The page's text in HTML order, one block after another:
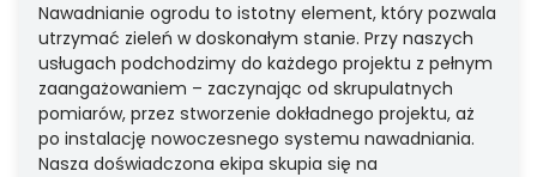
Nawadnianie ogrodu to istotny element, który pozwala
utrzymać zieleń w doskonałym stanie. Przy naszych
usługach podchodzimy do każdego projektu z pełnym
zaangażowaniem – zaczynając od skrupulatnych
pomiarów, przez stworzenie dokładnego projektu, aż
po instalację nowoczesnego systemu nawadniania.
Nasza doświadczona ekipa skupia się na